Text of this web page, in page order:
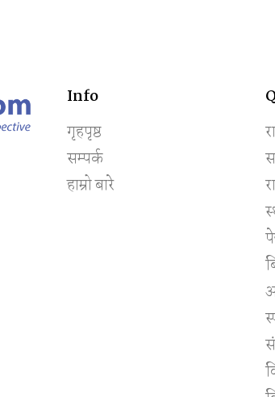
Info
गृहपृष्ठ
सम्पर्क
हाम्रो बारे